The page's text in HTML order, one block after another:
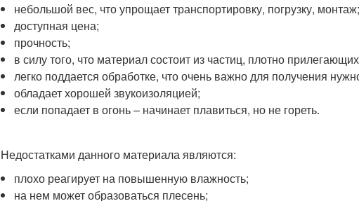
небольшой вес, что упрощает транспортировку, погрузку, монтаж;
доступная цена;
прочность;
в силу того, что материал состоит из частиц, плотно
легко поддается обработке, что очень важно для получения
обладает хорошей звукоизоляцией;
если попадает в огонь – начинает плавиться, но не гореть.
Недостатками данного материала являются:
плохо реагирует на повышенную влажность;
на нем может образоваться плесень;